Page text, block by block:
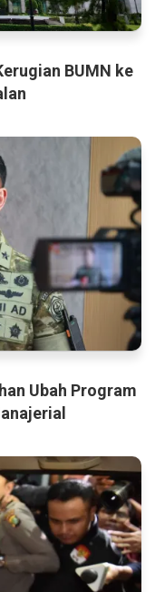
BUMN ke
Ubah Program